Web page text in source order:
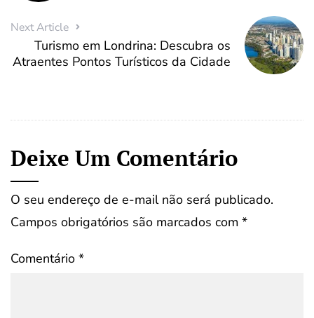
Next Article
Turismo em Londrina: Descubra os
Atraentes Pontos Turísticos da Cidade
Deixe Um Comentário
O seu endereço de e-mail não será publicado.
Campos obrigatórios são marcados com *
Comentário *